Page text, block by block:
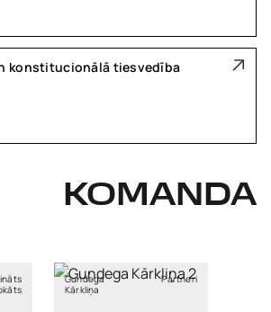
konstitucionālā tiesvedība
KOMANDA
Gundega
Kārkliņa
Partneri